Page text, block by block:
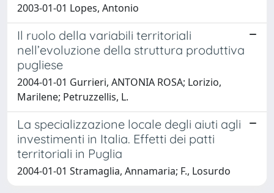
2003-01-01 Lopes, Antonio
Il ruolo della variabili territoriali
nell’evoluzione della struttura produttiva
pugliese
2004-01-01 Gurrieri, ANTONIA ROSA; Lorizio,
Marilene; Petruzzellis, L.
La specializzazione locale degli aiuti agli
investimenti in Italia. Effetti dei patti
territoriali in Puglia
2004-01-01 Stramaglia, Annamaria; F., Losurdo